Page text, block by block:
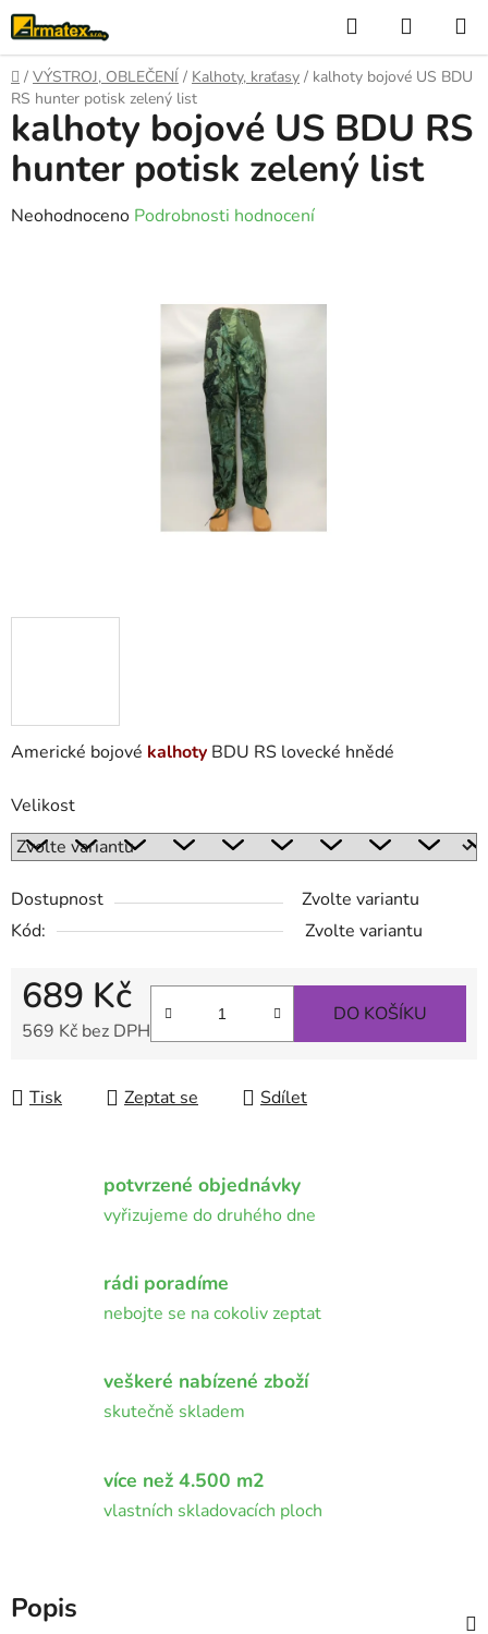
Přejít
na
obsah
Hledat
KOŠÍK
Domů
/ VÝSTROJ, OBLEČENÍ / Kalhoty, kraťasy / kalhoty bojové US BDU
RS hunter potisk zelený list
Americké bojové kalhoty BDU RS lovecké hnědé
Velikost
Dostupnost
Zvolte variantu
Kód:
Zvolte variantu
689 Kč
569 Kč bez DPH
DO KOŠÍKU
Tisk Zeptat se Sdílet
kalhoty bojové US BDU RS
hunter potisk zelený list
Průměrné
Neohodnoceno Podrobnosti hodnocení
potvrzené objednávky
vyřizujeme do druhého dne
rádi poradíme
nebojte se na cokoliv zeptat
veškeré nabízené zboží
skutečně skladem
více než 4.500 m2
vlastních skladovacích ploch
Popis